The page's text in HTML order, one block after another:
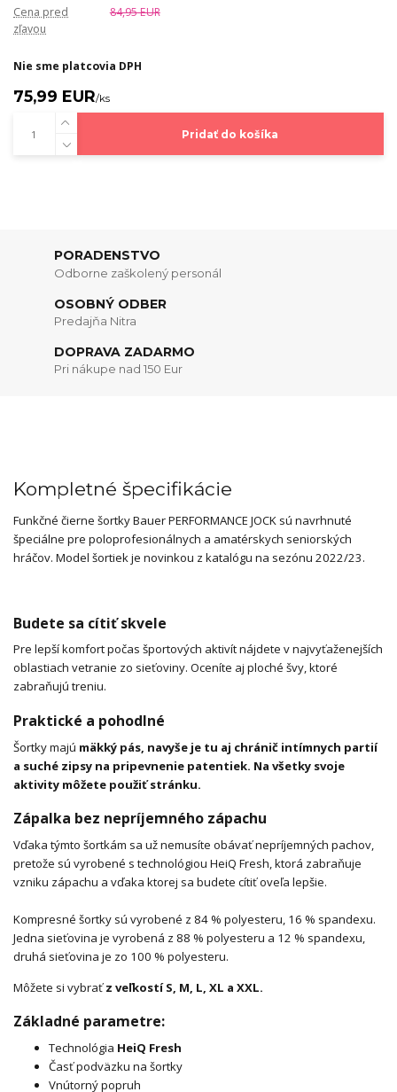
Cena pred
zľavou
84,95 EUR
Nie sme platcovia DPH
75,99 EUR/ks
Pridať do košíka
PORADENSTVO
Odborne zaškolený personál
OSOBNÝ ODBER
Predajňa Nitra
DOPRAVA ZADARMO
Pri nákupe nad 150 Eur
Kompletné špecifikácie
Funkčné čierne šortky Bauer PERFORMANCE JOCK sú navrhnuté
špeciálne pre poloprofesionálnych a amatérskych seniorských
hráčov. Model šortiek je novinkou z katalógu na sezónu 2022/23.
Budete sa cítiť skvele
Pre lepší komfort počas športových aktivít nájdete v najvyťaženejších
oblastiach vetranie zo sieťoviny. Oceníte aj ploché švy, ktoré
zabraňujú treniu.
Praktické a pohodlné
Šortky majú mäkký pás, navyše je tu aj chránič intímnych partií
a suché zipsy na pripevnenie patentiek. Na všetky svoje
aktivity môžete použiť stránku.
Zápalka bez nepríjemného zápachu
Vďaka týmto šortkám sa už nemusíte obávať nepríjemných pachov,
pretože sú vyrobené s technológiou HeiQ Fresh, ktorá zabraňuje
vzniku zápachu a vďaka ktorej sa budete cítiť oveľa lepšie.
Kompresné šortky sú vyrobené z 84 % polyesteru, 16 % spandexu.
Jedna sieťovina je vyrobená z 88 % polyesteru a 12 % spandexu,
druhá sieťovina je zo 100 % polyesteru.
Môžete si vybraťz veľkostí S, M, L, XL a XXL.
Základné parametre:
Technológia HeiQ Fresh
Časť podväzku na šortky
Vnútorný popruh